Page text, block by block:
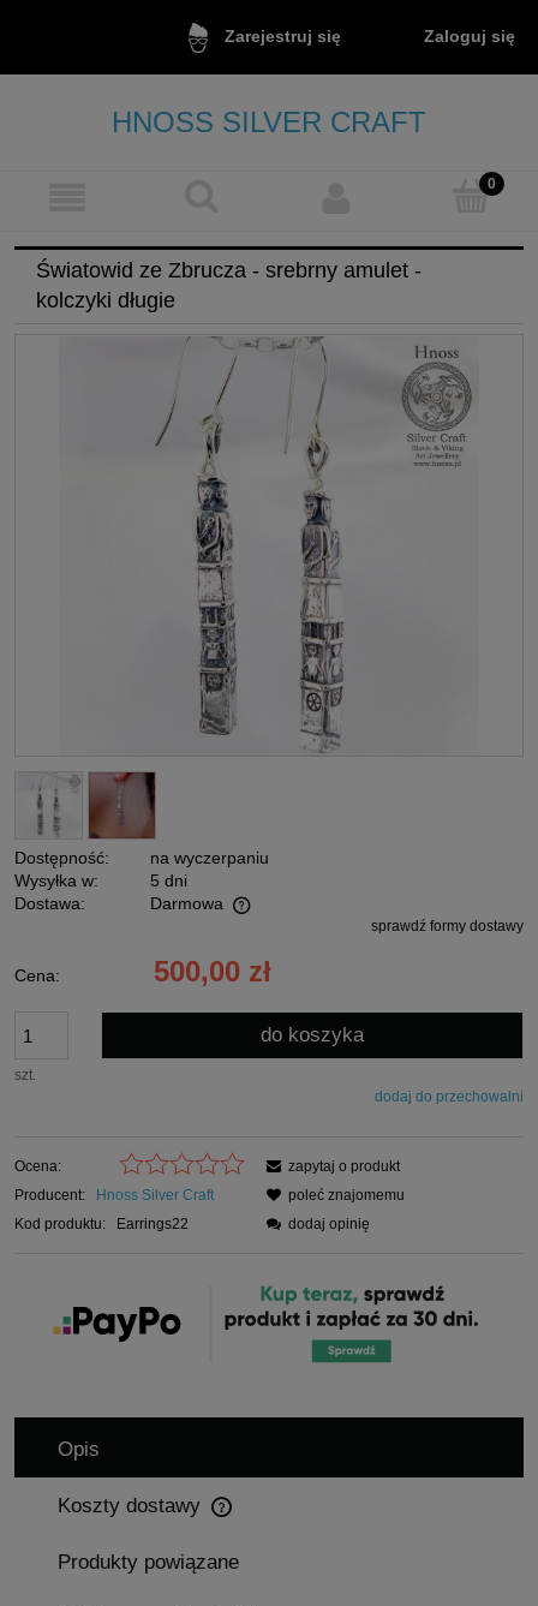
Zarejestruj się Zaloguj się
HNOSS SILVER CRAFT
Światowid ze Zbrucza - srebrny amulet -
kolczyki długie
Dostępność:
na wyczerpaniu
Wysyłka w:
5 dni
Dostawa:
Darmowa
Cena nie zawiera ewentualnych kosztów płatnościsprawdź formy dostawy
Cena: 500,00 zł
szt.
do koszyka
dodaj do przechowalni
Ocena:
Producent:
Hnoss Silver Craft
Kod produktu:
Earrings22
zapytaj o produkt
poleć znajomemu
dodaj opinię
Opis
Koszty dostawy
Cena nie zawiera ewentualnych kosztów płatności
Produkty powiązane